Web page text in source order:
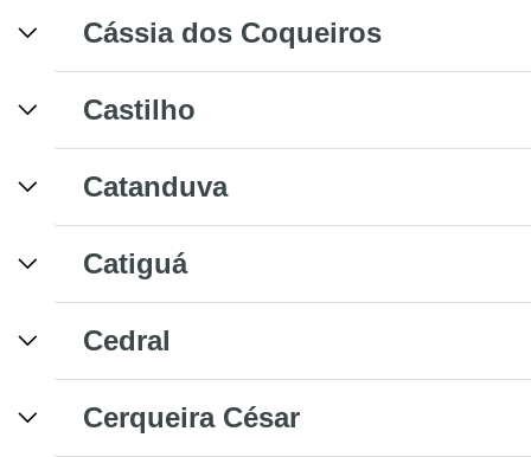
Cássia dos Coqueiros
Castilho
Catanduva
Catiguá
Cedral
Cerqueira César